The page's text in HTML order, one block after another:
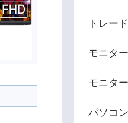
トレー
モニタ
モニタ
パソコ